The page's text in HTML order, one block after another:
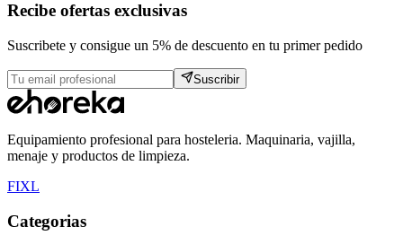
Recibe ofertas exclusivas
Suscribete y consigue un 5% de descuento en tu primer pedido
Suscribir
Equipamiento profesional para hosteleria. Maquinaria, vajilla,
menaje y productos de limpieza.
FIXL
Categorias